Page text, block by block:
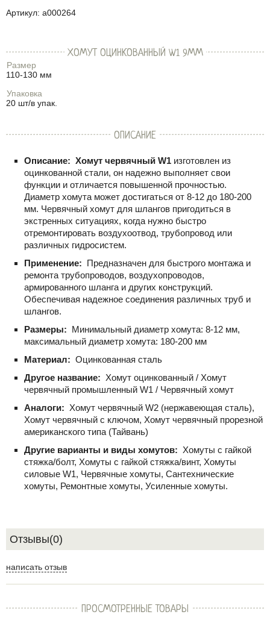
Артикул: a000264
ХОМУТ ОЦИНКОВАННЫЙ W1 9ММ
Размер
110-130 мм
Упаковка
20 шт/в упак.
ОПИСАНИЕ
Описание: Хомут червячный W1 изготовлен из
оцинкованной стали, он надежно выполняет свои
функции и отличается повышенной прочностью.
Диаметр хомута может достигаться от 8-12 до 180-200
мм. Червячный хомут для шлангов пригодиться в
экстренных ситуациях, когда нужно быстро
отремонтировать воздухоотвод, трубопровод или
различных гидросистем.
Применение: Предназначен для быстрого монтажа и
ремонта трубопроводов, воздухопроводов,
армированного шланга и других конструкций.
Обеспечивая надежное соединения различных труб и
шлангов.
Размеры: Минимальный диаметр хомута: 8-12 мм,
максимальный диаметр хомута: 180-200 мм
Материал: Оцинкованная сталь
Другое название: Хомут оцинкованный / Хомут
червячный промышленный W1 / Червячный хомут
Аналоги: Хомут червячный W2 (нержавеющая сталь),
Хомут червячный с ключом, Хомут червячный прорезной
американского типа (Тайвань)
Другие варианты и виды хомутов: Хомуты с гайкой
стяжка/болт, Хомуты с гайкой стяжка/винт, Хомуты
силовые W1, Червячные хомуты, Сантехнические
хомуты, Ремонтные хомуты, Усиленные хомуты.
Отзывы(0)
написать отзыв
ПРОСМОТРЕННЫЕ ТОВАРЫ